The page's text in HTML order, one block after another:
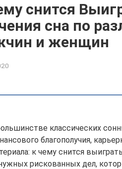
снится
сна по
и женщин
классических
благополучия,
к чему снится
рискованных дел,